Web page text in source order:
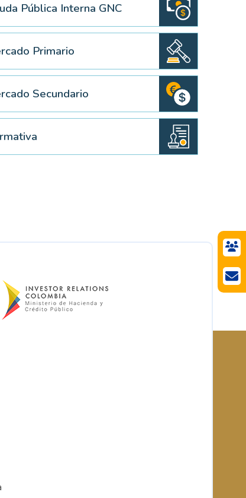
Pública Interna GNC
Primario
Secundario